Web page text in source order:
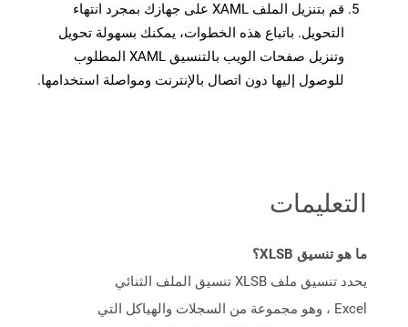
قم بتنزيل الملف XAML على جهازك بمجرد انتهاء
التحويل. باتباع هذه الخطوات، يمكنك بسهولة تحويل
وتنزيل صفحات الويب بالتنسيق XAML المطلوب
للوصول إليها دون اتصال بالإنترنت ومواصلة استخدامها.
التعليمات
ما هو تنسيق XLSB؟
يحدد تنسيق ملف XLSB تنسيق الملف الثنائي
Excel ، وهو مجموعة من السجلات والهياكل التي